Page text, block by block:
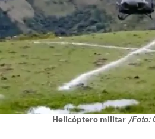
Helicóptero militar /Foto: